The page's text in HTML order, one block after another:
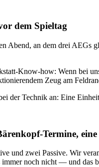
dem Spieltag
Abend, an dem drei AEGs
Know-how: Wenn bei
Zeug am
der Technik an: Eine
Termine,
und zwei Passive. Wir
noch nicht — und das